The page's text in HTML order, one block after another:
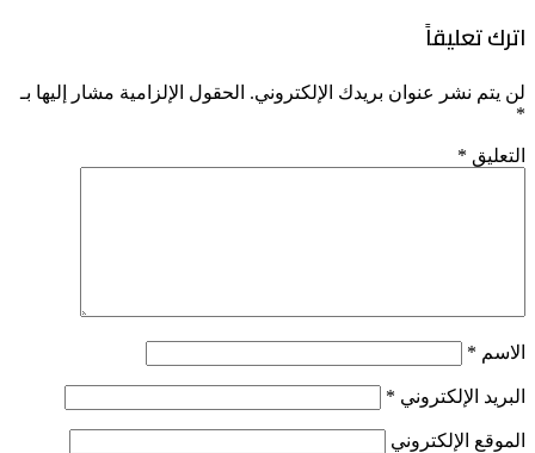
اترك تعليقاً
لن يتم نشر عنوان بريدك الإلكتروني. الحقول الإلزامية مشار إليها بـ
*
التعليق *
الاسم *
البريد الإلكتروني *
الموقع الإلكتروني